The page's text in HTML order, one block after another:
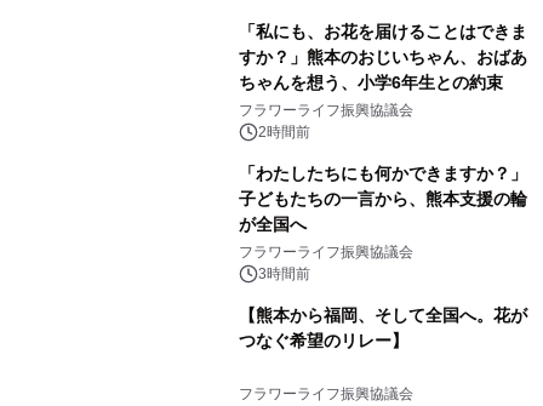
「私にも、お花を届けることはできま
すか？」熊本のおじいちゃん、おばあ
ちゃんを想う、小学6年生との約束
フラワーライフ振興協議会
2時間前
「わたしたちにも何かできますか？」
子どもたちの一言から、熊本支援の輪
が全国へ
フラワーライフ振興協議会
3時間前
【熊本から福岡、そして全国へ。花が
つなぐ希望のリレー】
フラワーライフ振興協議会